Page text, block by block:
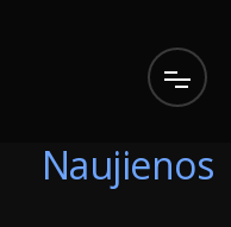
Naujienos